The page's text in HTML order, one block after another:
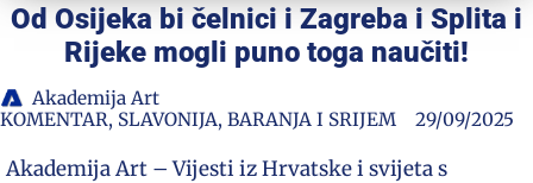
Od Osijeka bi čelnici i Zagreba i Splita i
Rijeke mogli puno toga naučiti!
Akademija Art
KOMENTAR, SLAVONIJA, BARANJA I SRIJEM 29/09/2025
Akademija Art – Vijesti iz Hrvatske i svijeta s